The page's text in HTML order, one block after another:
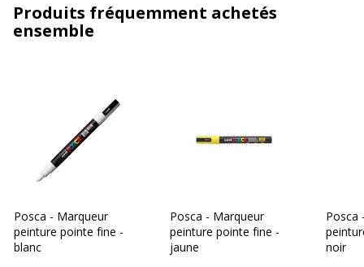
Produits fréquemment achetés
ensemble
Posca - Marqueur
peinture pointe fine -
blanc
Posca - Marqueur
peinture pointe fine -
jaune
Posca
noir